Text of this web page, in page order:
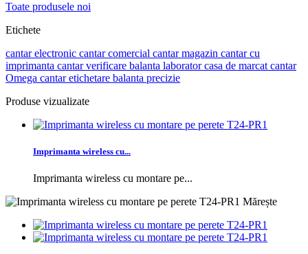
Toate produsele noi
Etichete
cantar electronic cantar comercial cantar magazin cantar cu
imprimanta cantar verificare balanta laboratorcasa de marcat cantar
Omega cantar etichetare balanta precizie
Produse vizualizate
Imprimanta wireless cu...
Imprimanta wireless cu montare pe...
Mărește